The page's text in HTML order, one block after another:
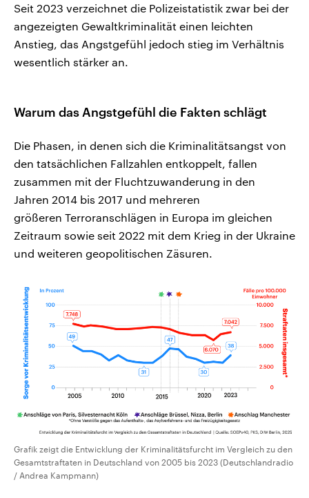
Seit 2023 verzeichnet die Polizeistatistik zwar bei der
angezeigten Gewaltkriminalität einen leichten
Anstieg, das Angstgefühl jedoch stieg im Verhältnis
wesentlich stärker an.
Warum das Angstgefühl die Fakten schlägt
Die Phasen, in denen sich die Kriminalitätsangst von
den tatsächlichen Fallzahlen entkoppelt, fallen
zusammen mit der Fluchtzuwanderung in den
Jahren 2014 bis 2017 und mehreren
größeren Terroranschlägen in Europa im gleichen
Zeitraum sowie seit 2022 mit dem Krieg in der Ukraine
und weiteren geopolitischen Zäsuren.
Grafik zeigt die Entwicklung der Kriminalitätsfurcht im Vergleich zu den
Gesamtstraftaten in Deutschland von 2005 bis 2023 (Deutschlandradio
/ Andrea Kampmann)